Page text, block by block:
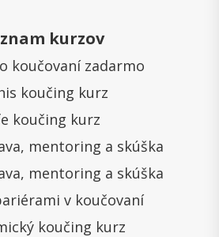
kurzov
koučovaní zadarmo
koučing kurz
koučing kurz
mentoring a skúška
mentoring a skúška
v koučovaní
koučing kurz